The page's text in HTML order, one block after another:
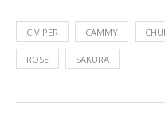
C.VIPER CAMMY
ROSE SAKURA